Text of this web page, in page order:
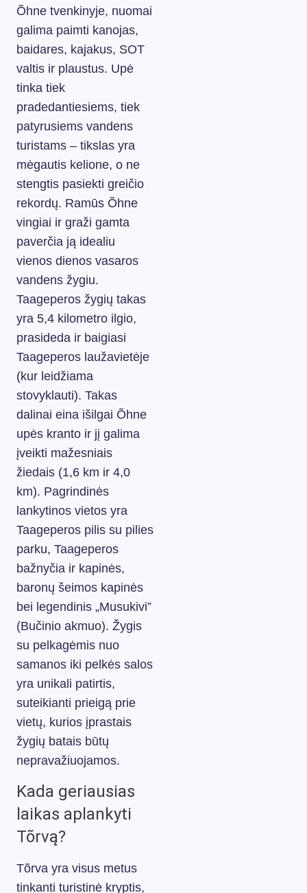
Õhne tvenkinyje, nuomai
galima paimti kanojas,
baidares, kajakus, SOT
valtis ir plaustus. Upė
tinka tiek
pradedantiesiems, tiek
patyrusiems vandens
turistams – tikslas yra
mėgautis kelione, o ne
stengtis pasiekti greičio
rekordų. Ramūs Õhne
vingiai ir graži gamta
paverčia ją idealiu
vienos dienos vasaros
vandens žygiu.
Taageperos žygių takas
yra 5,4 kilometro ilgio,
prasideda ir baigiasi
Taageperos laužavietėje
(kur leidžiama
stovyklauti). Takas
dalinai eina išilgai Õhne
upės kranto ir jį galima
įveikti mažesniais
žiedais (1,6 km ir 4,0
km). Pagrindinės
lankytinos vietos yra
Taageperos pilis su pilies
parku, Taageperos
bažnyčia ir kapinės,
baronų šeimos kapinės
bei legendinis „Musukivi”
(Bučinio akmuo). Žygis
su pelkagėmis nuo
samanos iki pelkės salos
yra unikali patirtis,
suteikianti prieigą prie
vietų, kurios įprastais
žygių batais būtų
nepravažiuojamos.
Kada geriausias
laikas aplankyti
Tõrvą?
Tõrva yra visus metus
tinkanti turistinė kryptis,